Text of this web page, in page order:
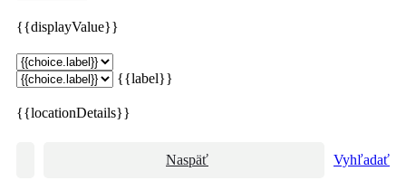
{{displayValue}}
{{label}}
{{locationDetails}}
Vyhľadať
Naspäť